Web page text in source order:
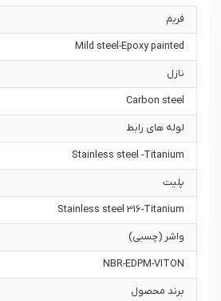
فریم
Mild steel-Epoxy painted
نازل
Carbon steel
لوله های رابط
Stainless steel -Titanium
پلیت
Stainless steel 316-Titanium
واشر (چسبی)
NBR-EDPM-VITON
برند محصول